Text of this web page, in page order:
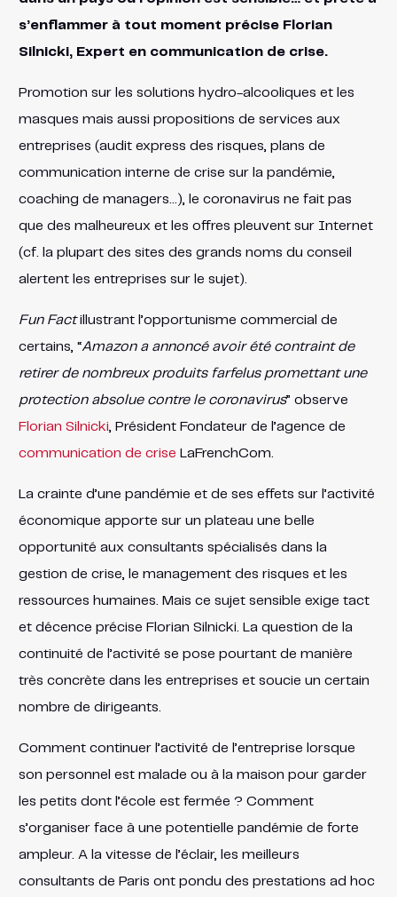
s’enflammer à tout moment précise Florian
Silnicki, Expert en communication de crise.
Promotion sur les solutions hydro-alcooliques et les
masques mais aussi propositions de services aux
entreprises (audit express des risques, plans de
communication interne de crise sur la pandémie,
coaching de managers…), le coronavirus ne fait pas
que des malheureux et les offres pleuvent sur Internet
(cf. la plupart des sites des grands noms du conseil
alertent les entreprises sur le sujet).
Fun Factillustrant l’opportunisme commercial de
certains, “Amazon a annoncé avoir été contraint de
retirer de nombreux produits farfelus promettant une
protection absolue contre le coronavirus” observe
Florian Silnicki , Président Fondateur de l’agence de
communication de crise LaFrenchCom.
La crainte d’une pandémie et de ses effets sur l’activité
économique apporte sur un plateau une belle
opportunité aux consultants spécialisés dans la
gestion de crise, le management des risques et les
ressources humaines. Mais ce sujet sensible exige tact
et décence précise Florian Silnicki. La question de la
continuité de l’activité se pose pourtant de manière
très concrète dans les entreprises et soucie un certain
nombre de dirigeants.
Comment continuer l’activité de l’entreprise lorsque
son personnel est malade ou à la maison pour garder
les petits dont l’école est fermée ? Comment
s’organiser face à une potentielle pandémie de forte
ampleur. A la vitesse de l’éclair, les meilleurs
consultants de Paris ont pondu des prestations ad hoc